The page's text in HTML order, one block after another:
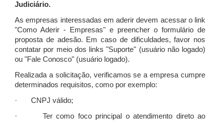
Judiciário.
As empresas interessadas em aderir devem acessar o link
"Como Aderir - Empresas" e preencher o formulário de
proposta de adesão. Em caso de dificuldades, favor nos
contatar por meio dos links "Suporte" (usuário não logado)
ou "Fale Conosco" (usuário logado).
Realizada a solicitação, verificamos se a empresa cumpre
determinados requisitos, como por exemplo:
· CNPJ válido;
· Ter como foco principal o atendimento direto ao